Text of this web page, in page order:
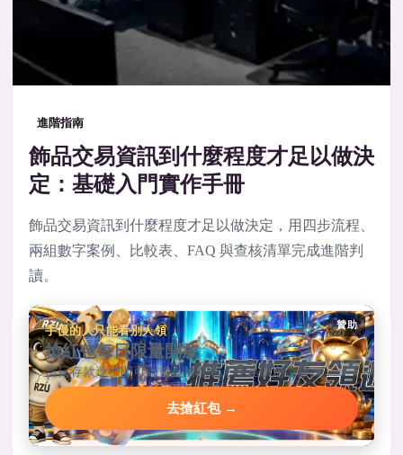
進階指南
飾品交易資訊到什麼程度才足以做決
定：基礎入門實作手冊
飾品交易資訊到什麼程度才足以做決定，用四步流程、
兩組數字案例、比較表、FAQ 與查核清單完成進階判
讀。
贊助
手慢的人只能看別人領
搶紅包每日限量開放
當日存款達標即可到首頁搶紅包，手速決定金額。
去搶紅包 →